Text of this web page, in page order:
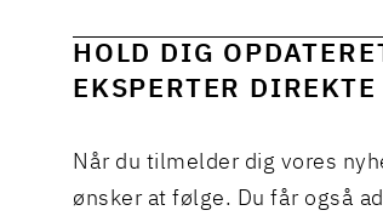
HOLD DIG
EKSPERTER
Når du tilmelder dig vores
ønsker at følge. Du får også